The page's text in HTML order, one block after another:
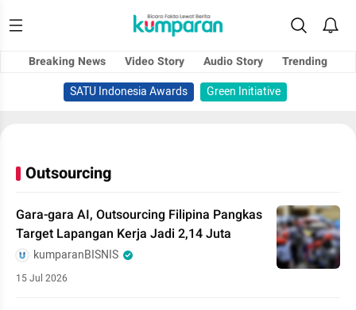
Breaking News Video Story Audio Story
Trending
SATU Indonesia Awards
Green Initiative
Outsourcing
Gara-gara AI, Outsourcing Filipina Pangkas
Target Lapangan Kerja Jadi 2,14 Juta
kumparanBISNIS
15 Jul 2026